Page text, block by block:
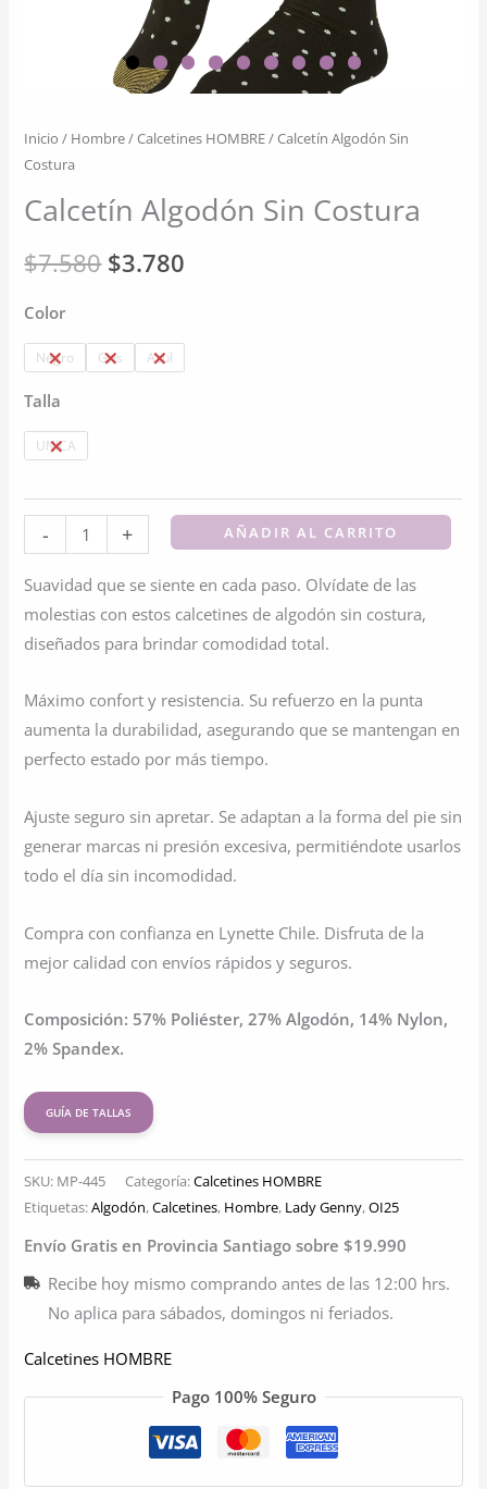
Inicio / Hombre/Calcetines HOMBRE/ Calcetín Algodón Sin
Costura
Calcetín Algodón Sin Costura
$7.580 El
original
$3.780
actual
Color
Negro Gris Azul
Talla
UNICA
-
Algodón
Sin
Costura
cantidad
+ AÑADIR AL CARRITO
Suavidad que se siente en cada paso. Olvídate de las
molestias con estos calcetines de algodón sin costura,
diseñados para brindar comodidad total.
Máximo confort y resistencia. Su refuerzo en la punta
aumenta la durabilidad, asegurando que se mantengan en
perfecto estado por más tiempo.
Ajuste seguro sin apretar. Se adaptan a la forma del pie sin
generar marcas ni presión excesiva, permitiéndote usarlos
todo el día sin incomodidad.
Compra con confianza en Lynette Chile. Disfruta de la
mejor calidad con envíos rápidos y seguros.
Composición: 57% Poliéster, 27% Algodón, 14% Nylon,
2% Spandex.
GUÍA DE TALLAS
SKU: MP-445 Categoría:Calcetines HOMBRE
Etiquetas:Algodón,Calcetines, Hombre, Lady Genny,OI25
Envío Gratis en Provincia Santiago sobre $19.990
Recibe hoy mismo comprando antes de las 12:00 hrs.
No aplica para sábados, domingos ni feriados.
Calcetines HOMBRE
Pago 100% Seguro